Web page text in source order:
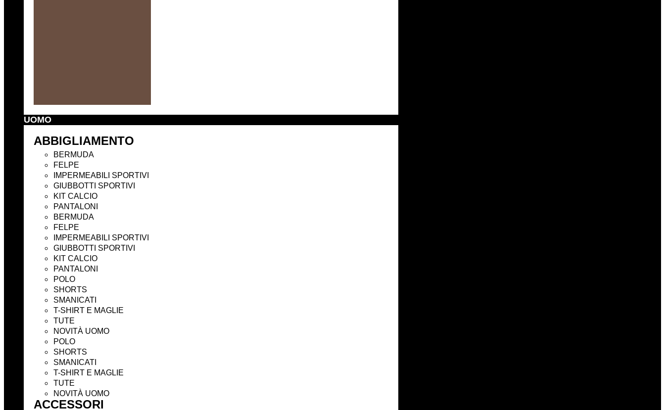
UOMO
ABBIGLIAMENTO
BERMUDA
FELPE
IMPERMEABILI SPORTIVI
GIUBBOTTI SPORTIVI
KIT CALCIO
PANTALONI
BERMUDA
FELPE
IMPERMEABILI SPORTIVI
GIUBBOTTI SPORTIVI
KIT CALCIO
PANTALONI
POLO
SHORTS
SMANICATI
T-SHIRT E MAGLIE
TUTE
NOVITÀ UOMO
POLO
SHORTS
SMANICATI
T-SHIRT E MAGLIE
TUTE
NOVITÀ UOMO
ACCESSORI